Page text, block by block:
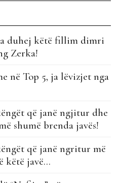
duhej këtë fillim dimri
Zerka!
në Top 5, ja lëvizjet nga
që janë ngjitur dhe
shumë brenda javës!
që janë ngritur më
këtë javë…